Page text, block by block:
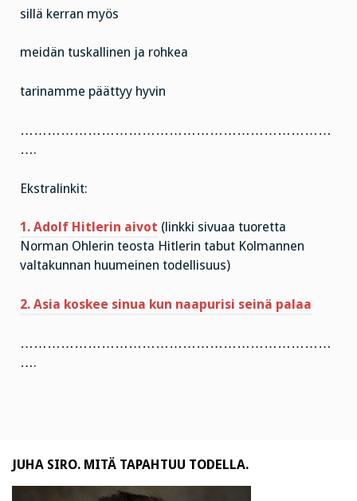
sillä kerran myös
meidän tuskallinen ja rohkea
tarinamme päättyy hyvin
……………………………………………………………
….
Ekstralinkit:
1. Adolf Hitlerin aivot (linkki sivuaa tuoretta
Norman Ohlerin teosta Hitlerin tabut Kolmannen
valtakunnan huumeinen todellisuus)
2. Asia koskee sinua kun naapurisi seinä palaa
……………………………………………………………
….
JUHA SIRO. MITÄ TAPAHTUU TODELLA.